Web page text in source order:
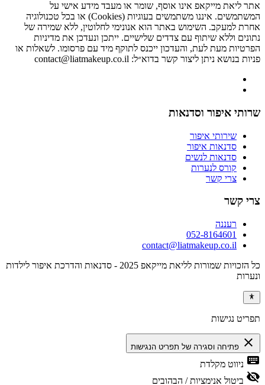
אתר ליאת מייקאפ אינו אוסף, שומר או מעבד מידע אישי על
המשתמשים. איננו משתמשים בעוגיות (Cookies) או בכל טכנולוגיה
אחרת למעקב. השימוש באתר הוא אנונימי לחלוטין, ללא שמירה של
נתונים וללא שיתוף עם צדדים שלישיים. ייתכן ונעדכן את מדיניות
הפרטיות מעת לעת, והעדכון ייכנס לתוקף מיד עם פרסומו. לשאלות או
פניות בנושא ניתן ליצור קשר בדוא״ל: contact@liatmakeup.co.il
שרותי איפור וסדנאות
שירותי איפור
סדנאות איפור
סדנאות לנשים
קורס לנערות
צרי קשר
צרי קשר
רעננה
052-8164601
contact@liatmakeup.co.il
כל הזכויות שמורות לליאת מייקאפ 2025 - סדנאות והדרכת איפור לילדות
ונערות
תפריט נגישות
close פתיחה וסגירה של תפריט הנגישות
keyboard ניווט מקלדת
visibility_off ביטול אנימציות / הבהובים